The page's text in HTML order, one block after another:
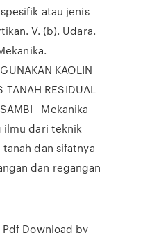
atau jenis
V. (b). Udara.
KAOLIN
TANAH RESIDUAL
Mekanika
ilmu dari teknik
dan sifatnya
dan regangan
Download by